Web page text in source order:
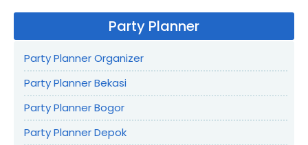
Party Planner
Party Planner Organizer
Party Planner Bekasi
Party Planner Bogor
Party Planner Depok